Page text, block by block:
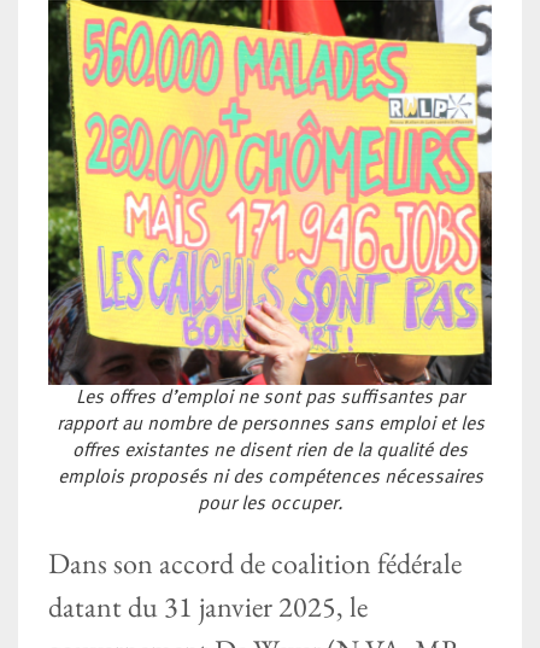
Les offres d’emploi ne sont pas suffisantes par
rapport au nombre de personnes sans emploi et les
offres existantes ne disent rien de la qualité des
emplois proposés ni des compétences nécessaires
pour les occuper.
Dans son accord de coalition fédérale
datant du 31 janvier 2025, le